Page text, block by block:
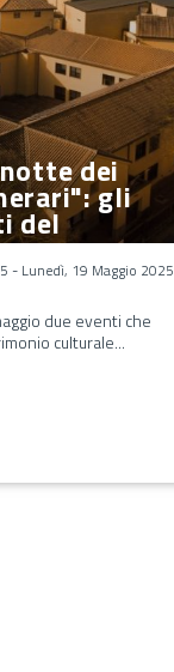
dei
gli
del
- Lunedì, 19 Maggio 2025
due eventi che
culturale...